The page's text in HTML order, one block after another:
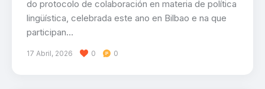
do protocolo de colaboración en materia de política
lingüística, celebrada este ano en Bilbao e na que
participan…
17 Abril, 2026 0 0